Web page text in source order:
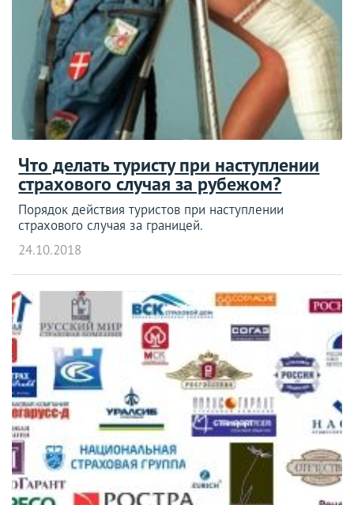
Что делать туристу при наступлении
страхового случая за рубежом?
Порядок действия туристов при наступлении
страхового случая за границей.
24.10.2018